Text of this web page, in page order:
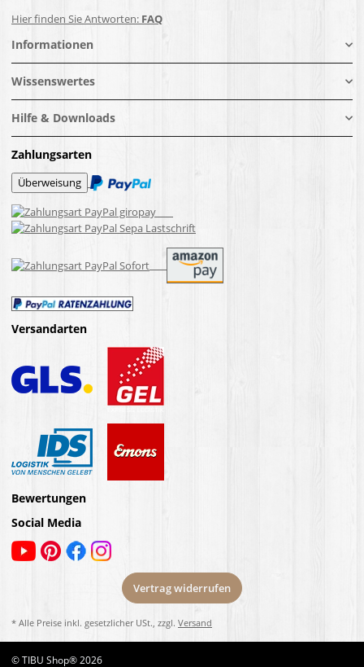
Hier finden Sie Antworten: FAQ
Informationen
Wissenswertes
Hilfe & Downloads
Zahlungsarten
Versandarten
Bewertungen
Social Media
Vertrag widerrufen
* Alle Preise inkl. gesetzlicher USt., zzgl. Versand
© TIBU Shop® 2026